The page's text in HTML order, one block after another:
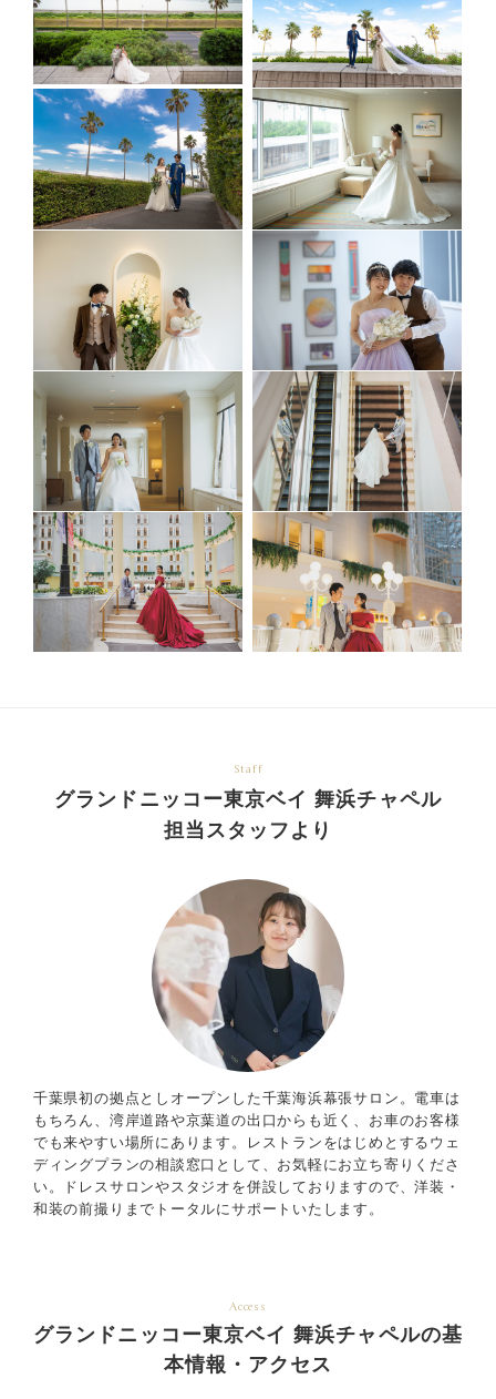
Staff
グランドニッコー東京ベイ 舞浜チャペル
担当スタッフより
千葉県初の拠点としオープンした千葉海浜幕張サロン。電車は
もちろん、湾岸道路や京葉道の出口からも近く、お車のお客様
でも来やすい場所にあります。レストランをはじめとするウェ
ディングプランの相談窓口として、お気軽にお立ち寄りくださ
い。ドレスサロンやスタジオを併設しておりますので、洋装・
和装の前撮りまでトータルにサポートいたします。
Access
グランドニッコー東京ベイ 舞浜チャペルの基
本情報・アクセス